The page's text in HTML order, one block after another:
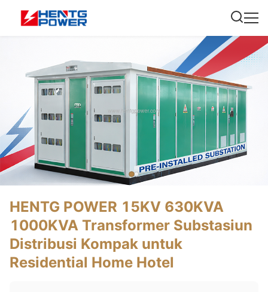
HENTG POWER 15KV 630KVA
1000KVA Transformer Substasiun
Distribusi Kompak untuk
Residential Home Hotel